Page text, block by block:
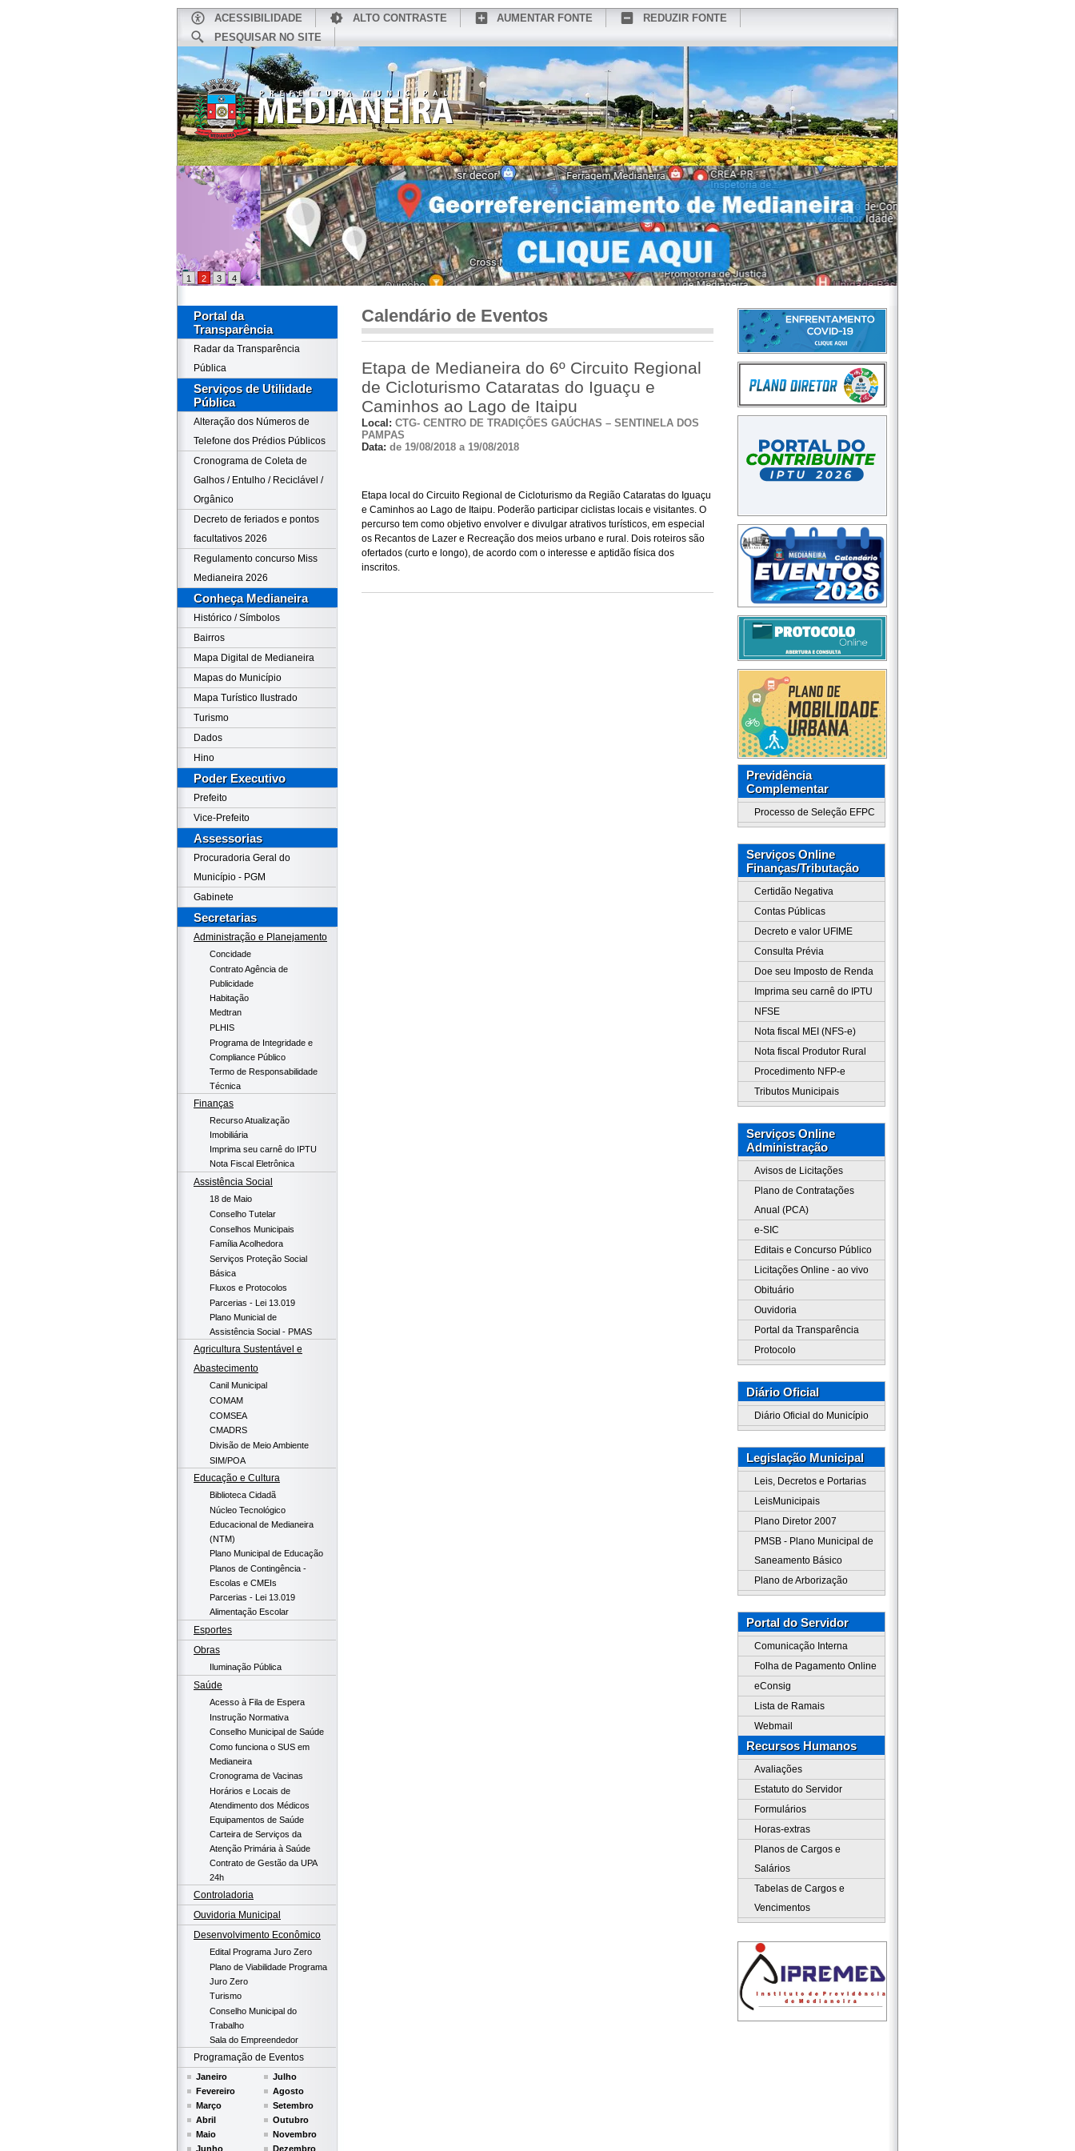
ACESSIBILIDADE ALTO CONTRASTE AUMENTAR FONTE
REDUZIR FONTE
PESQUISAR NO SITE
INÍCIO CONHEÇA MEDIANEIRA TURISMO SERVIÇOS ONLINE PORTAL DO SERVIDOR REDES SOCIAIS WEBMAIL
1 2 3 4
Portal da
Transparência
Radar da Transparência
Pública
Serviços de Utilidade
Pública
Alteração dos Números de
Telefone dos Prédios Públicos
Cronograma de Coleta de
Galhos / Entulho / Reciclável /
Orgânico
Decreto de feriados e pontos
facultativos 2026
Regulamento concurso Miss
Medianeira 2026
Conheça Medianeira
Histórico / Símbolos
Bairros
Mapa Digital de Medianeira
Mapas do Município
Mapa Turístico Ilustrado
Turismo
Dados
Hino
Poder Executivo
Prefeito
Vice-Prefeito
Assessorias
Procuradoria Geral do
Município - PGM
Gabinete
Secretarias
Administração e Planejamento
Concidade
Contrato Agência de
Publicidade
Habitação
Medtran
PLHIS
Programa de Integridade e
Compliance Público
Termo de Responsabilidade
Técnica
Finanças
Recurso Atualização
Imobiliária
Imprima seu carnê do IPTU
Nota Fiscal Eletrônica
Assistência Social
18 de Maio
Conselho Tutelar
Conselhos Municipais
Família Acolhedora
Serviços Proteção Social
Básica
Fluxos e Protocolos
Parcerias - Lei 13.019
Plano Municial de
Assistência Social - PMAS
Agricultura Sustentável e
Abastecimento
Canil Municipal
COMAM
COMSEA
CMADRS
Divisão de Meio Ambiente
SIM/POA
Educação e Cultura
Biblioteca Cidadã
Núcleo Tecnológico
Educacional de Medianeira
(NTM)
Plano Municipal de Educação
Planos de Contingência -
Escolas e CMEIs
Parcerias - Lei 13.019
Alimentação Escolar
Esportes
Obras
Iluminação Pública
Saúde
Acesso à Fila de Espera
Instrução Normativa
Conselho Municipal de Saúde
Como funciona o SUS em
Medianeira
Cronograma de Vacinas
Horários e Locais de
Atendimento dos Médicos
Equipamentos de Saúde
Carteira de Serviços da
Atenção Primária à Saúde
Contrato de Gestão da UPA
24h
Controladoria
Ouvidoria Municipal
Desenvolvimento Econômico
Edital Programa Juro Zero
Plano de Viabilidade Programa
Juro Zero
Turismo
Conselho Municipal do
Trabalho
Sala do Empreendedor
Programação de Eventos
Janeiro
Fevereiro
Março
Abril
Maio
Junho
Julho
Agosto
Setembro
Outubro
Novembro
Dezembro
Calendário de Eventos
Etapa de Medianeira do 6º Circuito Regional
de Cicloturismo Cataratas do Iguaçu e
Caminhos ao Lago de Itaipu
Local: CTG- CENTRO DE TRADIÇÕES GAÚCHAS – SENTINELA DOS
PAMPAS
Data: de 19/08/2018 a 19/08/2018
Etapa local do Circuito Regional de Cicloturismo da Região Cataratas do Iguaçu
e Caminhos ao Lago de Itaipu. Poderão participar ciclistas locais e visitantes. O
percurso tem como objetivo envolver e divulgar atrativos turísticos, em especial
os Recantos de Lazer e Recreação dos meios urbano e rural. Dois roteiros são
ofertados (curto e longo), de acordo com o interesse e aptidão física dos
inscritos.
Previdência
Complementar
Processo de Seleção EFPC
Serviços Online
Finanças/Tributação
Certidão Negativa
Contas Públicas
Decreto e valor UFIME
Consulta Prévia
Doe seu Imposto de Renda
Imprima seu carnê do IPTU
NFSE
Nota fiscal MEI (NFS-e)
Nota fiscal Produtor Rural
Procedimento NFP-e
Tributos Municipais
Serviços Online
Administração
Avisos de Licitações
Plano de Contratações
Anual (PCA)
e-SIC
Editais e Concurso Público
Licitações Online - ao vivo
Obituário
Ouvidoria
Portal da Transparência
Protocolo
Diário Oficial
Diário Oficial do Município
Legislação Municipal
Leis, Decretos e Portarias
LeisMunicipais
Plano Diretor 2007
PMSB - Plano Municipal de
Saneamento Básico
Plano de Arborização
Portal do Servidor
Comunicação Interna
Folha de Pagamento Online
eConsig
Lista de Ramais
Webmail
Recursos Humanos
Avaliações
Estatuto do Servidor
Formulários
Horas-extras
Planos de Cargos e
Salários
Tabelas de Cargos e
Vencimentos